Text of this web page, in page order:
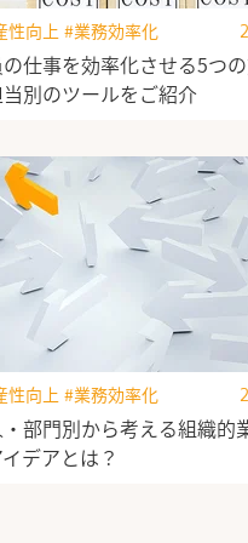
仕事を効率化させる5つ
別のツールをご紹介
性向上 #業務効率化
部門別から考える組織的
デアとは？
性向上 #業務効率化